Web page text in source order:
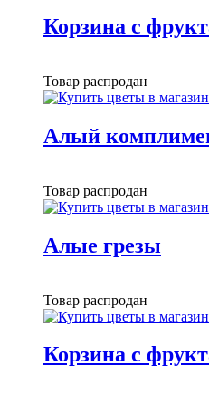
Корзина с
Товар распродан
Алый
Товар распродан
Алые грезы
Товар распродан
Корзина с